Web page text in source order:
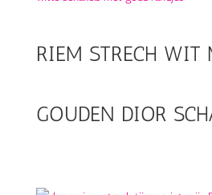
RIEM STRECH WIT
GOUDEN DIOR